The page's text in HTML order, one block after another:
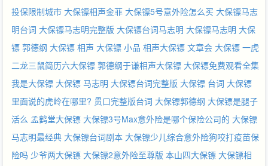
投保限制城市 大保镖相声金菲 大保镖5号意外险怎么买 大保镖马志
明台词 大保镖马志明完整版 大保镖台词马志明 大保镖马志明 大保
镖 郭德纲 大保镖 相声 大保镖 小品 相声大保镖 文章会 大保镖 一虎
二龙三鼠简历六大保镖 郭德纲于谦相声大保镖 大保镖免费观看全集
我是大保镖 大保镖 马志明 大保镖台词完整版 大保镖 台词 大保镖
里面说的虎岭在哪里? 贯口完整版台词 大保镖郭德纲 大保镖是腿子
活么 孟鹤堂大保镖 大保镖3号Max意外险是哪个保险公司的 大保镖
马志明最经典 大保镖台词剧本 大保镖少儿综合意外险狗咬打疫苗保
险吗 少爷两大保镖 大保镖2意外险至尊版 本山四大保镖 大保镖相